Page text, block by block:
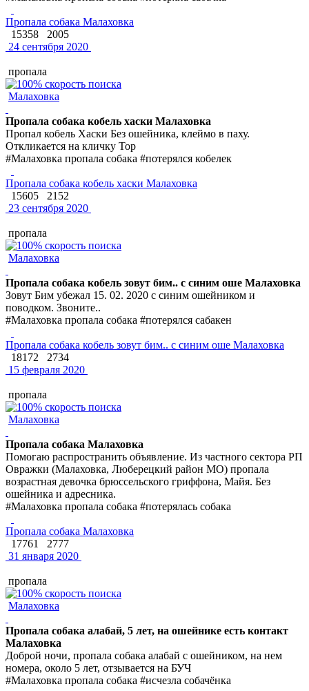
Пропала собака Малаховка
15358
2005
24 сентября 2020
пропала
Малаховка
Пропала собака кобель хаски Малаховка
Пропал кобель Хаски Без ошейника, клеймо в паху.
Откликается на кличку Тор
#Малаховка пропала собака #потерялся кобелек
Пропала собака кобель хаски Малаховка
15605
2152
23 сентября 2020
пропала
Малаховка
Пропала собака кобель зовут бим.. с синим оше Малаховка
Зовут Бим убежал 15. 02. 2020 с синим ошейником и
поводком. Звоните..
#Малаховка пропала собака #потерялся сабакен
Пропала собака кобель зовут бим.. с синим оше Малаховка
18172
2734
15 февраля 2020
пропала
Малаховка
Пропала собака Малаховка
Помогаю распространить объявление. Из частного сектора РП
Овражки (Малаховка, Люберецкий район МО) пропала
возрастная девочка брюссельского гриффона, Майя. Без
ошейника и адресника.
#Малаховка пропала собака #потерялась собака
Пропала собака Малаховка
17761
2777
31 января 2020
пропала
Малаховка
Пропала собака алабай, 5 лет, на ошейнике есть контакт
Малаховка
Доброй ночи, пропала собака алабай с ошейником, на нем
номера, около 5 лет, отзывается на БУЧ
#Малаховка пропала собака #исчезла собачёнка